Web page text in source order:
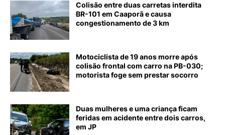
Colisão entre duas carretas interdita
BR-101 em Caaporã e causa
congestionamento de 3 km
Motociclista de 19 anos morre após
colisão frontal com carro na PB-030;
motorista foge sem prestar socorro
Duas mulheres e uma criança ficam
feridas em acidente entre dois carros,
em JP